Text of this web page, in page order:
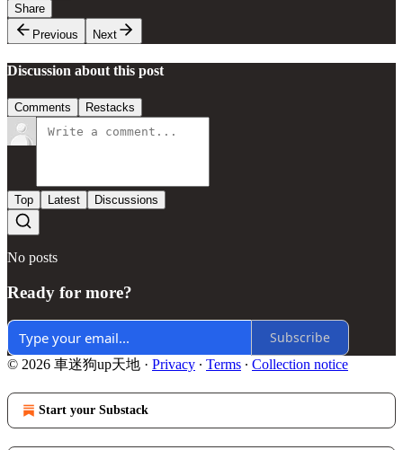
Share
Previous
Next
Discussion about this post
Comments Restacks
Top Latest Discussions
No posts
Ready for more?
Subscribe
© 2026 車迷狗up天地 · Privacy ∙ Terms ∙ Collection notice
Start your Substack